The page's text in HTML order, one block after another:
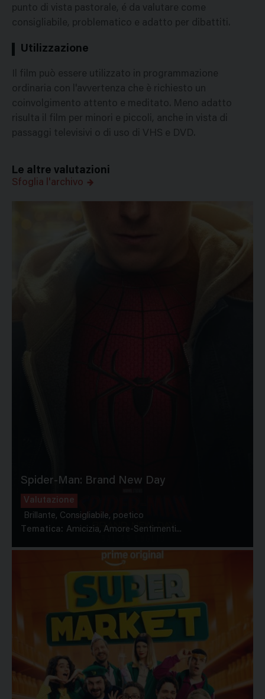
punto di vista pastorale, é da valutare come
consigliabile, problematico e adatto per dibattiti.
Utilizzazione
Il film può essere utilizzato in programmazione
ordinaria con l'avvertenza che è richiesto un
coinvolgimento attento e meditato. Meno adatto
risulta il film per minori e piccoli, anche in vista di
passaggi televisivi o di uso di VHS e DVD.
Le altre valutazioni
Sfoglia l'archivo
Spider-Man: Brand New Day
Valutazione
Brillante, Consigliabile, poetico
Tematica: Amicizia, Amore-Sentimenti...